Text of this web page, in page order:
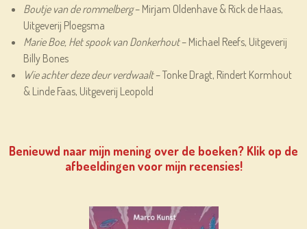
Boutje van de rommelberg– Mirjam Oldenhave & Rick de Haas,
Uitgeverij Ploegsma
Marie Boe, Het spook van Donkerhout– Michael Reefs, Uitgeverij
Billy Bones
Wie achter deze deur verdwaalt– Tonke Dragt, Rindert Kormhout
& Linde Faas, Uitgeverij Leopold
Benieuwd naar mijn mening over de boeken? Klik op de
afbeeldingen voor mijn recensies!